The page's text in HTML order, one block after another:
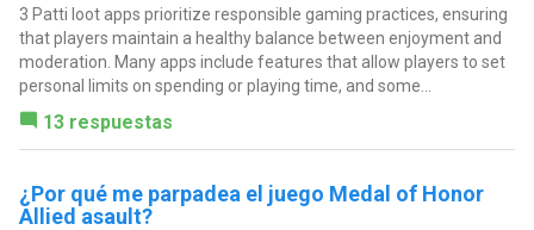
3 Patti loot apps prioritize responsible gaming practices, ensuring
that players maintain a healthy balance between enjoyment and
moderation. Many apps include features that allow players to set
personal limits on spending or playing time, and some...
13 respuestas
¿Por qué me parpadea el juego Medal of Honor
Allied asault?